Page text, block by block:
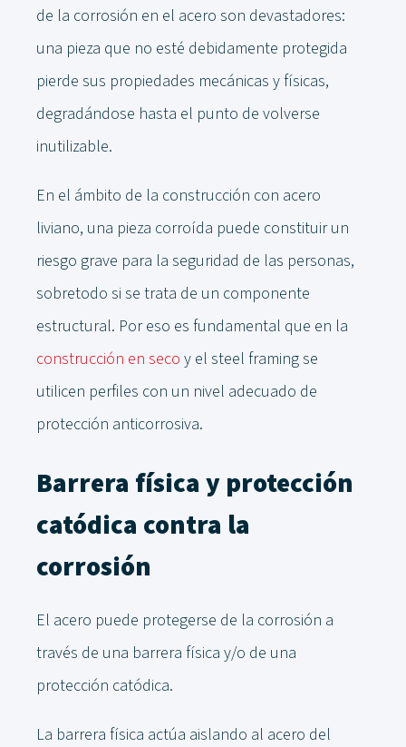
de la corrosión en el acero son devastadores:
una pieza que no esté debidamente protegida
pierde sus propiedades mecánicas y físicas,
degradándose hasta el punto de volverse
inutilizable.
En el ámbito de la construcción con acero
liviano, una pieza corroída puede constituir un
riesgo grave para la seguridad de las personas,
sobretodo si se trata de un componente
estructural. Por eso es fundamental que en la
construcción en seco y el steel framing se
utilicen perfiles con un nivel adecuado de
protección anticorrosiva.
Barrera física y protección
catódica contra la
corrosión
El acero puede protegerse de la corrosión a
través de una barrera física y/o de una
protección catódica.
La barrera física actúa aislando al acero del